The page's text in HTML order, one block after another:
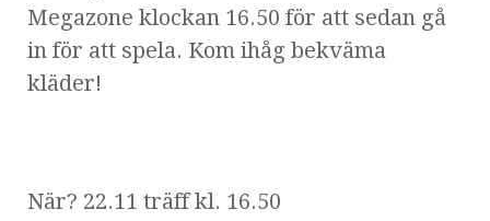
Megazone klockan 16.50 för att sedan gå
in för att spela. Kom ihåg bekväma
kläder!
När? 22.11 träff kl. 16.50